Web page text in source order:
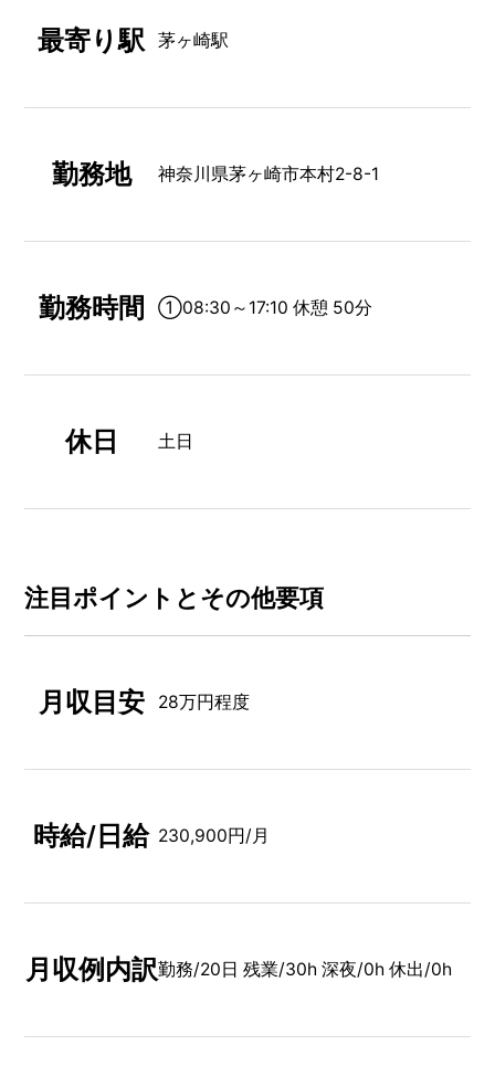
最寄り駅 茅ヶ崎駅
勤務地 神奈川県茅ヶ崎市本村2-8-1
勤務時間 ①08:30～17:10 休憩 50分
休日 土日
注⽬ポイントとその他要項
月収目安 28万円程度
時給/日給 230,900円/月
月収例内訳勤務/20日 残業/30h 深夜/0h 休出/0h